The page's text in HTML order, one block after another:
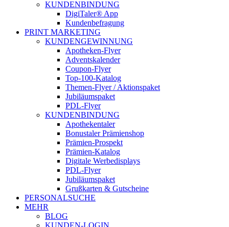
KUNDENBINDUNG
DigiTaler® App
Kundenbefragung
PRINT MARKETING
KUNDENGEWINNUNG
Apotheken-Flyer
Adventskalender
Coupon-Flyer
Top-100-Katalog
Themen-Flyer / Aktionspaket
Jubiläumspaket
PDL-Flyer
KUNDENBINDUNG
Apothekentaler
Bonustaler Prämienshop
Prämien-Prospekt
Prämien-Katalog
Digitale Werbedisplays
PDL-Flyer
Jubiläumspaket
Grußkarten & Gutscheine
PERSONALSUCHE
MEHR
BLOG
KUNDEN-LOGIN